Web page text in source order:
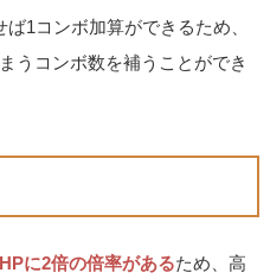
1コンボ加算ができるため、
うコンボ数を補うことができ
に2倍の倍率があるため、高